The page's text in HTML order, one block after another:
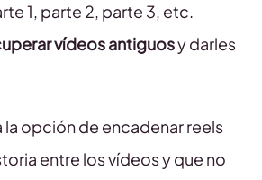
1, parte 2, parte 3, etc.
vídeos antiguosy darles
la opción de encadenar reels
entre los vídeos y que no